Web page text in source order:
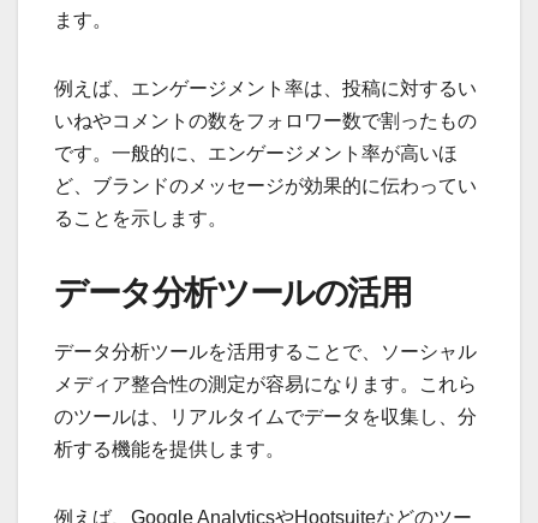
ます。
例えば、エンゲージメント率は、投稿に対するい
いねやコメントの数をフォロワー数で割ったもの
です。一般的に、エンゲージメント率が高いほ
ど、ブランドのメッセージが効果的に伝わってい
ることを示します。
データ分析ツールの活用
データ分析ツールを活用することで、ソーシャル
メディア整合性の測定が容易になります。これら
のツールは、リアルタイムでデータを収集し、分
析する機能を提供します。
例えば、Google AnalyticsやHootsuiteなどのツー